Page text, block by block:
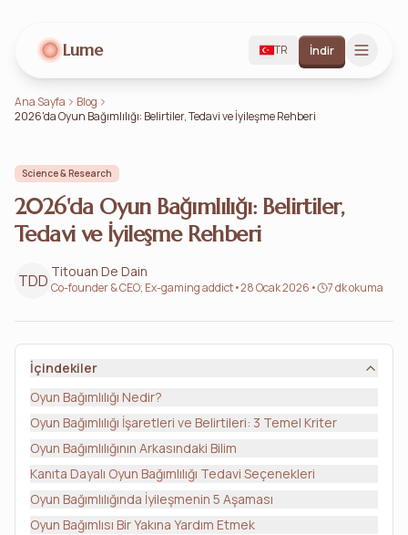
Lume TR İndir
Ana Sayfa
Blog
2026'da Oyun Bağımlılığı: Belirtiler, Tedavi ve İyileşme Rehberi
Science & Research
2026'da Oyun Bağımlılığı: Belirtiler,
Tedavi ve İyileşme Rehberi
TDD Titouan De Dain
Co-founder & CEO; Ex-gaming addict•28 Ocak 2026 • 7 dk okuma
İçindekiler
Oyun Bağımlılığı Nedir?
Oyun Bağımlılığı İşaretleri ve Belirtileri: 3 Temel Kriter
Oyun Bağımlılığının Arkasındaki Bilim
Kanıta Dayalı Oyun Bağımlılığı Tedavi Seçenekleri
Oyun Bağımlılığında İyileşmenin 5 Aşaması
Oyun Bağımlısı Bir Yakına Yardım Etmek